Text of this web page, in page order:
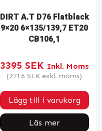
DIRT A.T D76 Flatblack
9×20 6×135/139,7 ET20
CB106,1
3395 SEK Inkl. Moms
(2716 SEK exkl. moms)
Lägg till i varukorg
Läs mer